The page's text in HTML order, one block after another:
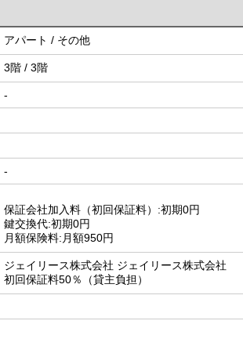
アパート / その他
3階 / 3階
-
-
保証会社加入料（初回保証料）:初期0円
鍵交換代:初期0円
月額保険料:月額950円
ジェイリース株式会社 ジェイリース株式会社
初回保証料50％（貸主負担）